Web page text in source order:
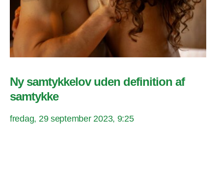
Ny samtykkelov uden definition af
samtykke
fredag, 29 september 2023, 9:25